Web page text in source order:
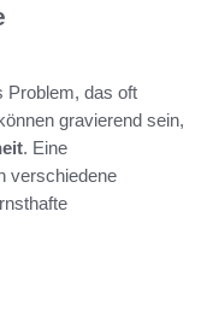
Problem, das oft
gravierend sein,
. Eine
verschiedene